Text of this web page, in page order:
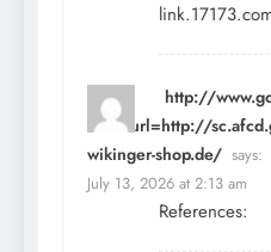
http://
sa=t&url=http://
wikinger-shop.de/ says:
July 13, 2026 at 2:13 am
References: